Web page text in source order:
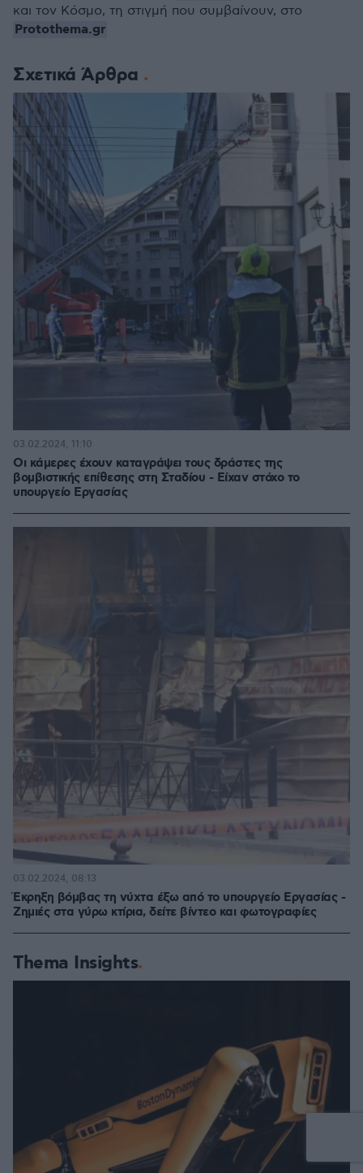
Σχετικά Άρθρα
Οι κάμερες έχουν καταγράψει τους δράστες της
βομβιστικής επίθεσης στη Σταδίου - Είχαν στόχο το
υπουργείο Εργασίας
03.02.2024, 11:10
Έκρηξη βόμβας τη νύχτα έξω από το υπουργείο Εργασίας -
Ζημιές στα γύρω κτίρια, δείτε βίντεο και φωτογραφίες
03.02.2024, 08:13
Thema Insights
και τον Κόσμο, τη στιγμή που συμβαίνουν, στο
Protothema.gr